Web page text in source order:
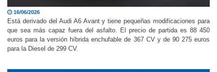
16/06/2026
Está derivado del Audi A6 Avant y tiene pequeñas modificaciones para
que sea más capaz fuera del asfalto. El precio de partida es 88 450
euros para la versión híbrida enchufable de 367 CV y de 90 275 euros